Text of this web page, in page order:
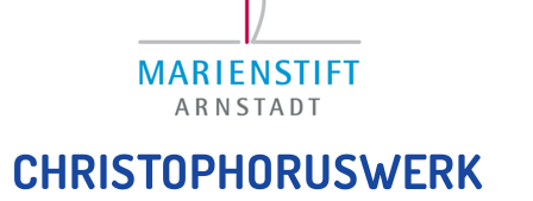
CHRISTOPHORUSWERK